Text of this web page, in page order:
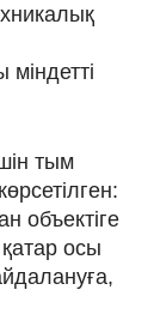
тым
объектіге
осы